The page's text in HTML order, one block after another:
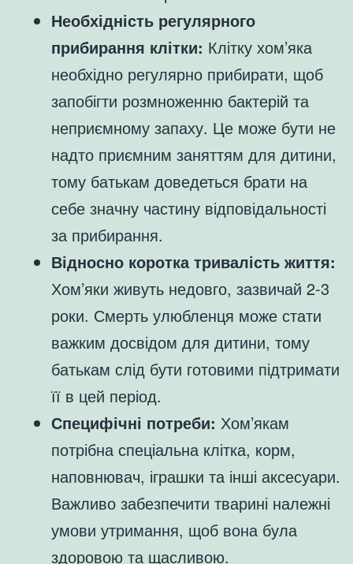
Необхідність регулярного
прибирання клітки: Клітку хом’яка
необхідно регулярно прибирати, щоб
запобігти розмноженню бактерій та
неприємному запаху. Це може бути не
надто приємним заняттям для дитини,
тому батькам доведеться брати на
себе значну частину відповідальності
за прибирання.
Відносно коротка тривалість життя:
Хом’яки живуть недовго, зазвичай 2-3
роки. Смерть улюбленця може стати
важким досвідом для дитини, тому
батькам слід бути готовими підтримати
її в цей період.
Специфічні потреби: Хом’якам
потрібна спеціальна клітка, корм,
наповнювач, іграшки та інші аксесуари.
Важливо забезпечити тварині належні
умови утримання, щоб вона була
здоровою та щасливою.